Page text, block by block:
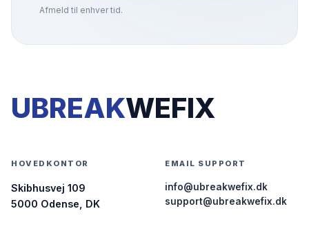
Afmeld til enhver tid.
UBREAKWEFIX
HOVEDKONTOR
Skibhusvej 109
5000 Odense, DK
EMAIL SUPPORT
info@ubreakwefix.dk
support@ubreakwefix.dk